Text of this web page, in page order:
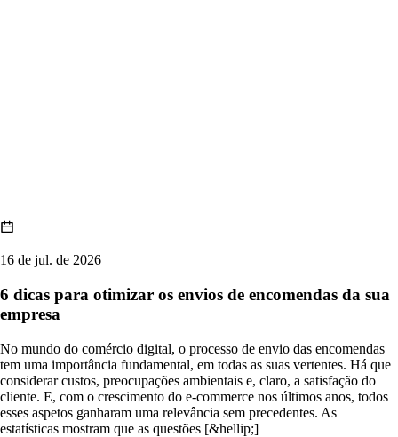
16 de jul. de 2026
6 dicas para otimizar os envios de encomendas da sua
empresa
No mundo do comércio digital, o processo de envio das encomendas
tem uma importância fundamental, em todas as suas vertentes. Há que
considerar custos, preocupações ambientais e, claro, a satisfação do
cliente. E, com o crescimento do e-commerce nos últimos anos, todos
esses aspetos ganharam uma relevância sem precedentes. As
estatísticas mostram que as questões [&hellip;]